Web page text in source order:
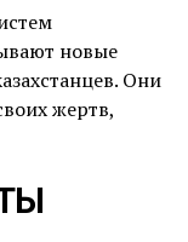
новые
Они
жертв,